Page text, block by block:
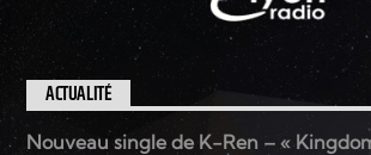
ACTUALITÉ
Nouveau single de K-Ren – «